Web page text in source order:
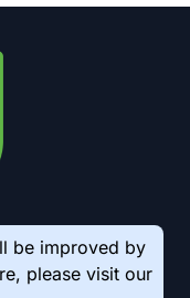
be improved by
please visit our